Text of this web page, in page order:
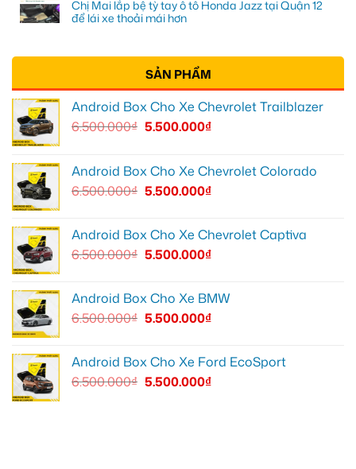
Chị Mai lắp bệ tỳ tay ô tô Honda Jazz tại Quận 12
để lái xe thoải mái hơn
SẢN PHẨM
Android Box Cho Xe Chevrolet Trailblazer
6.500.000₫ 5.500.000₫
Android Box Cho Xe Chevrolet Colorado
6.500.000₫ 5.500.000₫
Android Box Cho Xe Chevrolet Captiva
6.500.000₫ 5.500.000₫
Android Box Cho Xe BMW
6.500.000₫ 5.500.000₫
Android Box Cho Xe Ford EcoSport
6.500.000₫ 5.500.000₫